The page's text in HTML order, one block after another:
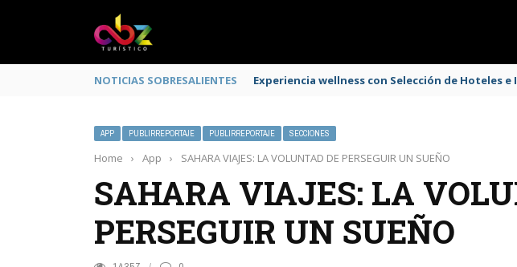
NOTICIAS SOBRESALIENTES Experiencia wellness con Selección de Hoteles
APP PUBLIRREPORTAJE PUBLIRREPORTAJE SECCIONES
Home › App › SAHARA VIAJES: LA VOLUNTAD DE PERSEGUIR UN SUEÑO
SAHARA VIAJES: LA
PERSEGUIR UN SUEÑO